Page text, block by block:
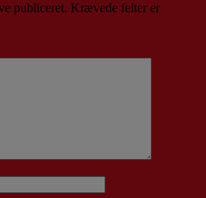
publiceret. Krævede felter er